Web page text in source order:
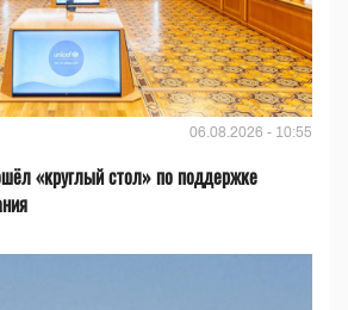
06.08.2026 - 10:55
«круглый стол» по поддержке